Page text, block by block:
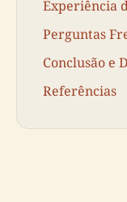
Experiência
Perguntas
Conclusão e
Referências